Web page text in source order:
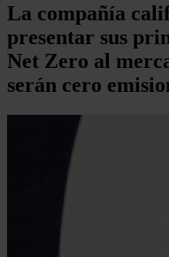
La compañía
presentar sus
Net Zero al
serán cero